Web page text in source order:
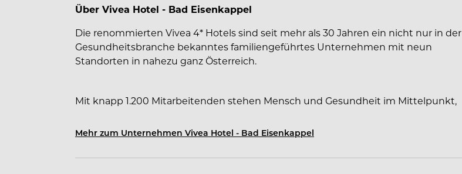
Über Vivea Hotel - Bad Eisenkappel
Die renommierten Vivea 4* Hotels sind seit mehr als 30 Jahren ein nicht nur in der
Gesundheitsbranche bekanntes familiengeführtes Unternehmen mit neun
Standorten in nahezu ganz Österreich.
Mit knapp 1.200 Mitarbeitenden stehen Mensch und Gesundheit im Mittelpunkt,
großen Wert auf Verlässlichkeit, Handschlagqualität, positive Arbeitsatmosphäre,
2022 erneut die Zertifizierung zur „Top Company“ im Bereich Mitarbeitenden
Mehr zum Unternehmen Vivea Hotel - Bad Eisenkappel